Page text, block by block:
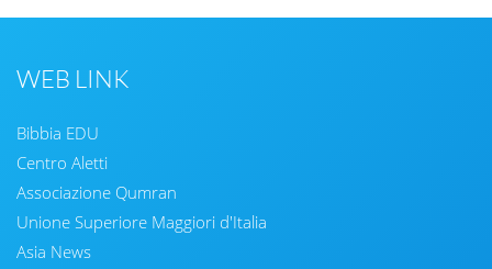
WEB LINK
Bibbia EDU
Centro Aletti
Associazione Qumran
Unione Superiore Maggiori d'Italia
Asia News